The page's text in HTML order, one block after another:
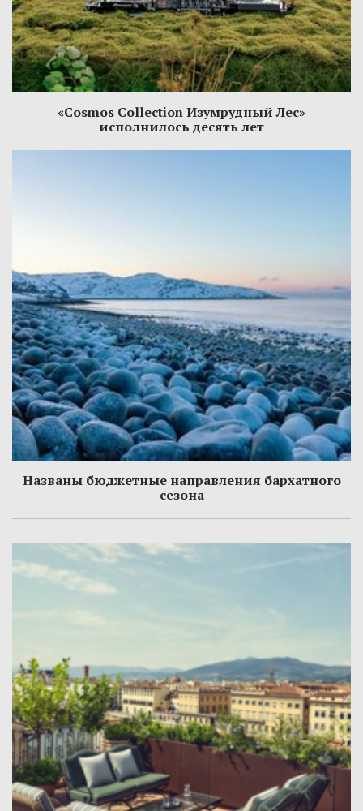
«Cosmos Collection Изумрудный Лес»
исполнилось десять лет
Названы бюджетные направления бархатного
сезона